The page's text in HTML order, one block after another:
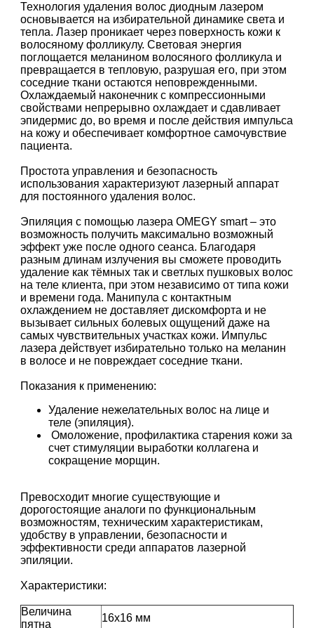
Технология удаления волос диодным лазером
основывается на избирательной динамике света и
тепла. Лазер проникает через поверхность кожи к
волосяному фолликулу. Световая энергия
поглощается меланином волосяного фолликула и
превращается в тепловую, разрушая его, при этом
соседние ткани остаются неповрежденными.
Охлаждаемый наконечник с компрессионными
свойствами непрерывно охлаждает и сдавливает
эпидермис до, во время и после действия импульса
на кожу и обеспечивает комфортное самочувствие
пациента.
Простота управления и безопасность
использования характеризуют лазерный аппарат
для постоянного удаления волос.
Эпиляция с помощью лазера OMEGY smart – это
возможность получить максимально возможный
эффект уже после одного сеанса. Благодаря
разным длинам излучения вы сможете проводить
удаление как тёмных так и светлых пушковых волос
на теле клиента, при этом независимо от типа кожи
и времени года. Манипула с контактным
охлаждением не доставляет дискомфорта и не
вызывает сильных болевых ощущений даже на
самых чувствительных участках кожи. Импульс
лазера действует избирательно только на меланин
в волосе и не повреждает соседние ткани.
Показания к применению:
Удаление нежелательных волос на лице и
теле (эпиляция).
Омоложение, профилактика старения кожи за
счет стимуляции выработки коллагена и
сокращение морщин.
Превосходит многие существующие и
дорогостоящие аналоги по функциональным
возможностям, техническим характеристикам,
удобству в управлении, безопасности и
эффективности среди аппаратов лазерной
эпиляции.
Характеристики:
Величина
пятна
16х16 мм